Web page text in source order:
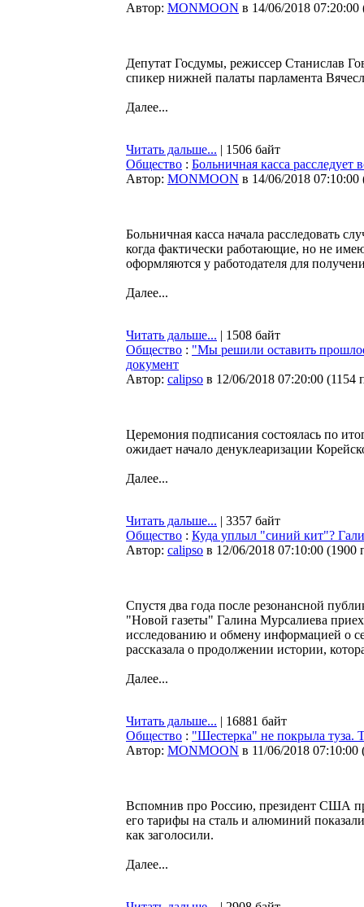
Автор: MONMOON в 14/06/2018 07:20:00
Депутат Госдумы, режиссер Станислав
спикер нижней палаты парламента
Далее...
Читать дальше... | 1506 байт
Общество : Больничная касса расследует
Автор: MONMOON в 14/06/2018 07:10:00
Больничная касса начала расследовать
когда фактически работающие, но не
оформляются у работодателя для
Далее...
Читать дальше... | 1508 байт
Общество : "Мы решили оставить
документ
Автор: calipso в 12/06/2018 07:20:00 (1154
Церемония подписания состоялась по
ожидает начало денуклеаризации
Далее...
Читать дальше... | 3357 байт
Общество : Куда уплыл "синий кит"?
Автор: calipso в 12/06/2018 07:10:00 (1900
Спустя два года после резонансной
"Новой газеты" Галина Мурсалиева
исследованию и обмену информацией о
рассказала о продолжении истории,
Далее...
Читать дальше... | 16881 байт
Общество : "Шестерка" не покрыла туза.
Автор: MONMOON в 11/06/2018 07:10:00
Вспомнив про Россию, президент США
его тарифы на сталь и алюминий
как заголосили.
Далее...